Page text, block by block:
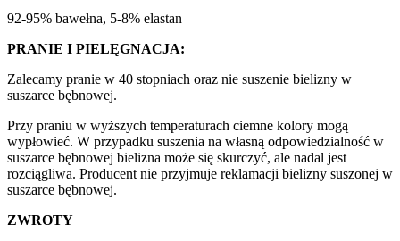
92-95% bawełna, 5-8% elastan
PRANIE I PIELĘGNACJA:
Zalecamy pranie w 40 stopniach oraz nie suszenie bielizny w
suszarce bębnowej.
Przy praniu w wyższych temperaturach ciemne kolory mogą
wypłowieć. W przypadku suszenia na własną odpowiedzialność w
suszarce bębnowej bielizna może się skurczyć, ale nadal jest
rozciągliwa. Producent nie przyjmuje reklamacji bielizny suszonej w
suszarce bębnowej.
ZWROTY